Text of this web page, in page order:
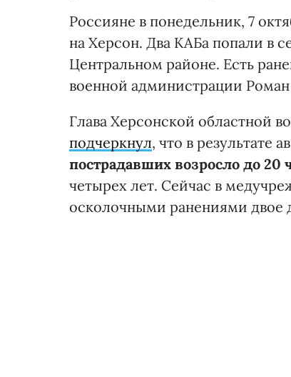
Россияне в понедельник, 7
на Херсон. Два КАБа попали в
Центральном районе. Есть
военной администрации
Глава Херсонской областной
подчеркнул, что в результате
пострадавших возросло до 20
четырех лет. Сейчас в
осколочными ранениями двое